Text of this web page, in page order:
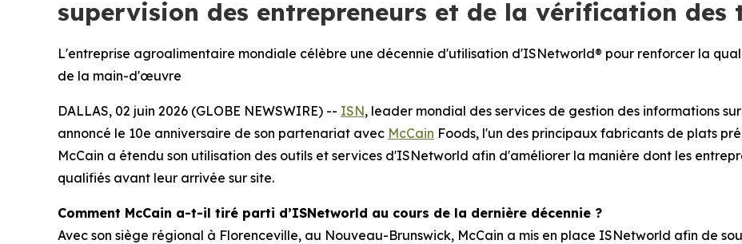
supervision des entrepreneurs et de la vérification des
L'entreprise agroalimentaire mondiale célèbre une décennie d'utilisation d'ISNetworld® pour renforcer la
de la main-d'œuvre
DALLAS, 02 juin 2026 (GLOBE NEWSWIRE) -- ISN, leader mondial des services de gestion des informations
annoncé le 10e anniversaire de son partenariat avec McCain Foods, l'un des principaux fabricants de plats
McCain a étendu son utilisation des outils et services d'ISNetworld afin d'améliorer la manière dont les
qualifiés avant leur arrivée sur site.
Comment McCain a-t-il tiré parti d’ISNetworld au cours de la dernière décennie ?
Avec son siège régional à Florenceville, au Nouveau-Brunswick, McCain a mis en place ISNetworld afin de